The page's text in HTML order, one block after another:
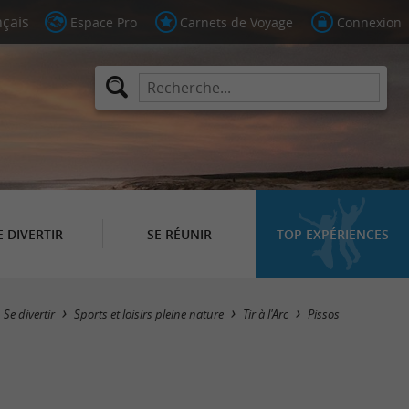
Espace Pro Carnets de Voyage Connexion
DIVERTIR SE RÉUNIR TOP EXPÉRIENCES
Masquer la carte
Se divertir Sports et loisirs pleine nature Tir à l'Arc Pissos